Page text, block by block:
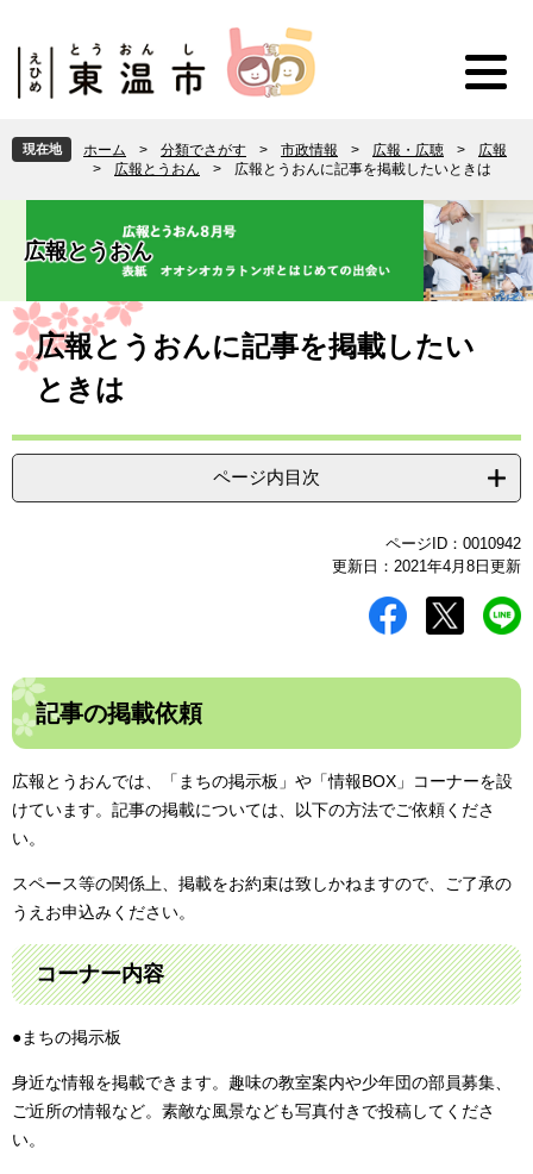
頭
で
飛
ば
現在地 ホーム > 分類でさがす > 市政情報 > 広報・広聴 >
広報
>
広報とうおん > 広報とうおんに記事を掲載したいときは
広報とうおん
本
文 広報とうおんに記事を掲載したい
ときは
ページ内目次
ページID：0010942
更新日：2021年4月8日更新
記事の掲載依頼
広報とうおんでは、「まちの掲示板」や「情報BOX」コーナーを設
けています。記事の掲載については、以下の方法でご依頼くださ
い。
スペース等の関係上、掲載をお約束は致しかねますので、ご了承の
うえお申込みください。
コーナー内容
●まちの掲示板
身近な情報を掲載できます。趣味の教室案内や少年団の部員募集、
ご近所の情報など。素敵な風景なども写真付きで投稿してくださ
い。